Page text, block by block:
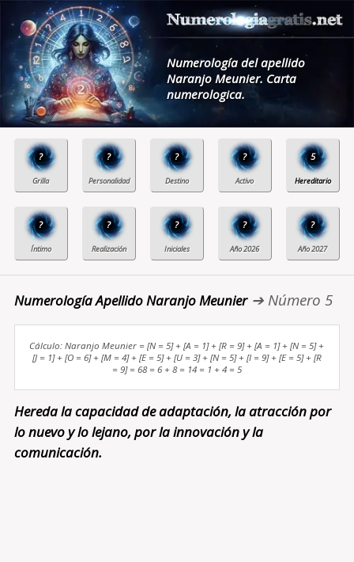
Numerología del apellido
Naranjo Meunier. Carta
numerologica.
? ? ? ? 5
? ? ? ? ?
Numerología Apellido Naranjo Meunier➔ Número 5
Cálculo: Naranjo Meunier = [N = 5] + [A = 1] + [R = 9] + [A = 1] + [N = 5] +
[J = 1] + [O = 6] + [M = 4] + [E = 5] + [U = 3] + [N = 5] + [I = 9] + [E = 5] + [R
= 9] = 68 = 6 + 8 = 14 = 1 + 4 = 5
Hereda la capacidad de adaptación, la atracción por
lo nuevo y lo lejano, por la innovación y la
comunicación.